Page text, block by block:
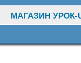
МАГАЗИН УРОК-